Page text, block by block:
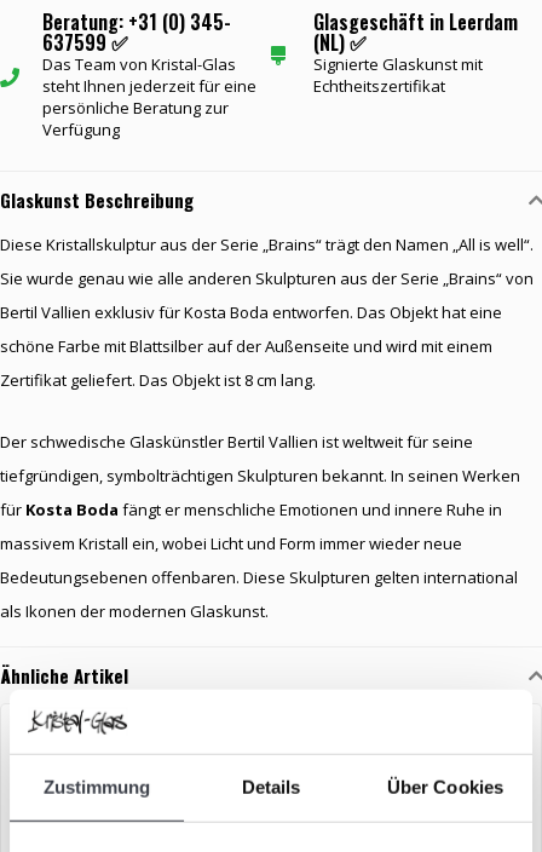
Zustimmung Details Über Cookies
Beratung: +31 (0) 345-
637599 ✅
Das Team von Kristal-Glas
steht Ihnen jederzeit für eine
persönliche Beratung zur
Verfügung
Glasgeschäft in Leerdam
(NL) ✅
Signierte Glaskunst mit
Echtheitszertifikat
Glaskunst Beschreibung
Diese Kristallskulptur aus der Serie „Brains“ trägt den Namen „All is well“.
Sie wurde genau wie alle anderen Skulpturen aus der Serie „Brains“ von
Bertil Vallien exklusiv für Kosta Boda entworfen. Das Objekt hat eine
schöne Farbe mit Blattsilber auf der Außenseite und wird mit einem
Zertifikat geliefert. Das Objekt ist 8 cm lang.
Der schwedische Glaskünstler Bertil Vallien ist weltweit für seine
tiefgründigen, symbolträchtigen Skulpturen bekannt. In seinen Werken
für Kosta Boda fängt er menschliche Emotionen und innere Ruhe in
massivem Kristall ein, wobei Licht und Form immer wieder neue
Bedeutungsebenen offenbaren. Diese Skulpturen gelten international
als Ikonen der modernen Glaskunst.
Ähnliche Artikel